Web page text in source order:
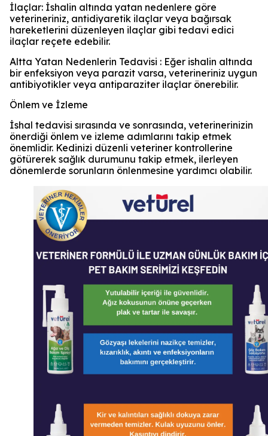
İlaçlar: İshalin altında yatan nedenlere göre
veterineriniz, antidiyaretik ilaçlar veya bağırsak
hareketlerini düzenleyen ilaçlar gibi tedavi edici
ilaçlar reçete edebilir.
Altta Yatan Nedenlerin Tedavisi : Eğer ishalin altında
bir enfeksiyon veya parazit varsa, veterineriniz uygun
antibiyotikler veya antiparaziter ilaçlar önerebilir.
Önlem ve İzleme
İshal tedavisi sırasında ve sonrasında, veterinerinizin
önerdiği önlem ve izleme adımlarını takip etmek
önemlidir. Kedinizi düzenli veteriner kontrollerine
götürerek sağlık durumunu takip etmek, ilerleyen
dönemlerde sorunların önlenmesine yardımcı olabilir.